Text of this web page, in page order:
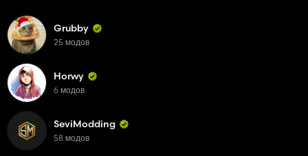
Grubby
25 модов
Horwy
6 модов
SeviModding
58 модов